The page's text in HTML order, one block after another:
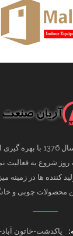
شرکت تولیدی آریان صنعت
روز شروع به فعالیت
کننده ها در زمینه
محصولات چوبی و
پاکدشت-خاتون